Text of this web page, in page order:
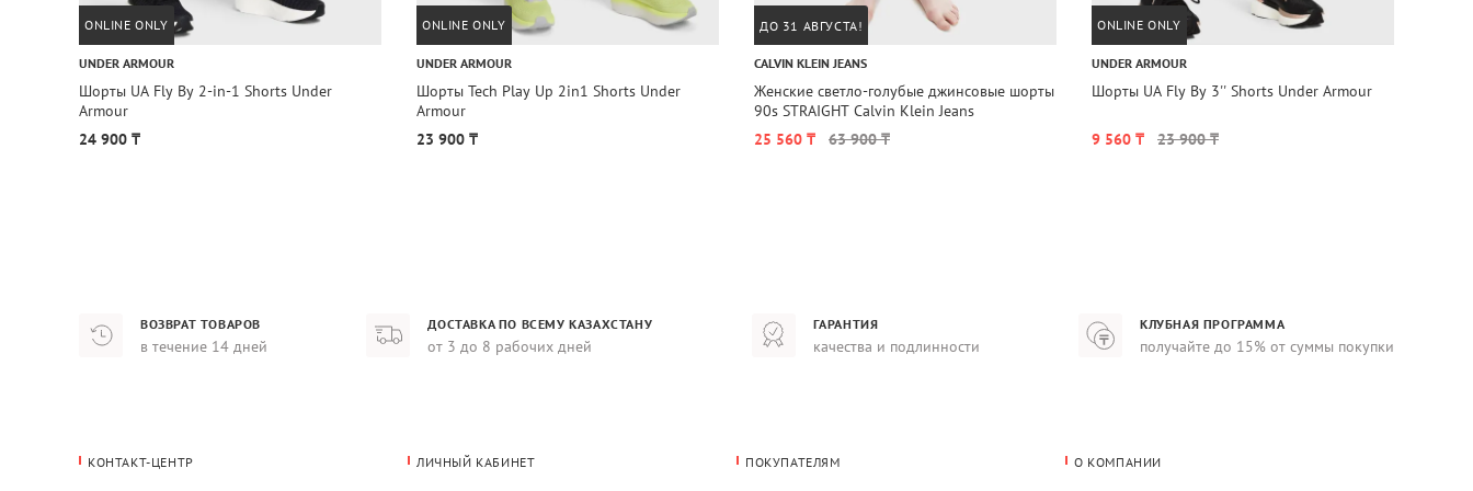
ONLINE ONLY
UNDER ARMOUR
Шорты UA Fly By 2-in-1 Shorts Under
Armour
24 900 ₸
ONLINE ONLY
UNDER ARMOUR
Шорты Tech Play Up 2in1 Shorts Under
Armour
23 900 ₸
ДО 31 АВГУСТА!
CALVIN KLEIN JEANS
Женские светло-голубые джинсовые шорты
90s STRAIGHT Calvin Klein Jeans
25 560 ₸
63 900 ₸
ONLINE ONLY
UNDER ARMOUR
Шорты UA Fly By 3'' Shorts Under Armour
9 560 ₸ 23 900 ₸
ВОЗВРАТ ТОВАРОВ
в течение 14 дней
ДОСТАВКА ПО ВСЕМУ КАЗАХСТАНУ
от 3 до 8 рабочих дней
ГАРАНТИЯ
качества и подлинности
КЛУБНАЯ ПРОГРАММА
получайте до 15% от суммы покупки
КОНТАКТ-ЦЕНТР ЛИЧНЫЙ КАБИНЕТ ПОКУПАТЕЛЯМ О КОМПАНИИ